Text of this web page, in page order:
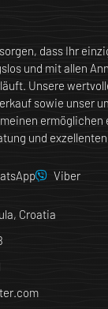
dass Ihr
und mit allen
Unsere
sowie unser
ermöglichen
und
Viber
Croatia